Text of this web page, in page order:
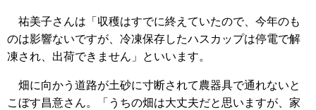
祐美子さんは「収穫はすでに終えていたので、今年のも
のは影響ないですが、冷凍保存したハスカップは停電で解
凍され、出荷できません」といいます。
畑に向かう道路が土砂に寸断されて農器具で通れないと
こぼす昌意さん。「うちの畑は大丈夫だと思いますが、家